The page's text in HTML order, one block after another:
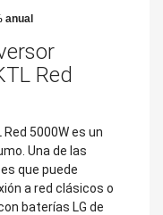
anual
Red
Red 5000W es un
Una de las
que puede
a red clásicos o
baterías LG de